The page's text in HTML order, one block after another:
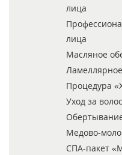
лица
лица
Масляное
Процедура
Уход за
Медово-
СПА-пакет